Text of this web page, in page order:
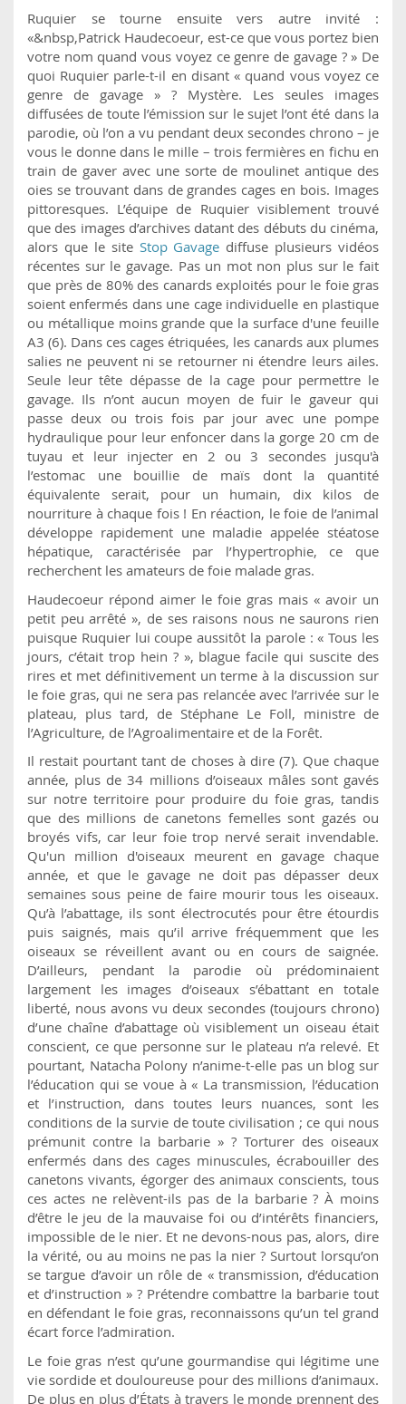
Ruquier se tourne ensuite vers autre invité :
«&nbsp,Patrick Haudecoeur, est-ce que vous portez bien
votre nom quand vous voyez ce genre de gavage ? » De
quoi Ruquier parle-t-il en disant « quand vous voyez ce
genre de gavage » ? Mystère. Les seules images
diffusées de toute l’émission sur le sujet l’ont été dans la
parodie, où l’on a vu pendant deux secondes chrono – je
vous le donne dans le mille – trois fermières en fichu en
train de gaver avec une sorte de moulinet antique des
oies se trouvant dans de grandes cages en bois. Images
pittoresques. L’équipe de Ruquier visiblement trouvé
que des images d’archives datant des débuts du cinéma,
alors que le site Stop Gavage diffuse plusieurs vidéos
récentes sur le gavage. Pas un mot non plus sur le fait
que près de 80% des canards exploités pour le foie gras
soient enfermés dans une cage individuelle en plastique
ou métallique moins grande que la surface d'une feuille
A3 (6). Dans ces cages étriquées, les canards aux plumes
salies ne peuvent ni se retourner ni étendre leurs ailes.
Seule leur tête dépasse de la cage pour permettre le
gavage. Ils n’ont aucun moyen de fuir le gaveur qui
passe deux ou trois fois par jour avec une pompe
hydraulique pour leur enfoncer dans la gorge 20 cm de
tuyau et leur injecter en 2 ou 3 secondes jusqu'à
l’estomac une bouillie de maïs dont la quantité
équivalente serait, pour un humain, dix kilos de
nourriture à chaque fois ! En réaction, le foie de l’animal
développe rapidement une maladie appelée stéatose
hépatique, caractérisée par l’hypertrophie, ce que
recherchent les amateurs de foie malade gras.
Haudecoeur répond aimer le foie gras mais « avoir un
petit peu arrêté », de ses raisons nous ne saurons rien
puisque Ruquier lui coupe aussitôt la parole : « Tous les
jours, c’était trop hein ? », blague facile qui suscite des
rires et met définitivement un terme à la discussion sur
le foie gras, qui ne sera pas relancée avec l’arrivée sur le
plateau, plus tard, de Stéphane Le Foll, ministre de
l’Agriculture, de l’Agroalimentaire et de la Forêt.
Il restait pourtant tant de choses à dire (7). Que chaque
année, plus de 34 millions d’oiseaux mâles sont gavés
sur notre territoire pour produire du foie gras, tandis
que des millions de canetons femelles sont gazés ou
broyés vifs, car leur foie trop nervé serait invendable.
Qu'un million d'oiseaux meurent en gavage chaque
année, et que le gavage ne doit pas dépasser deux
semaines sous peine de faire mourir tous les oiseaux.
Qu’à l’abattage, ils sont électrocutés pour être étourdis
puis saignés, mais qu’il arrive fréquemment que les
oiseaux se réveillent avant ou en cours de saignée.
D’ailleurs, pendant la parodie où prédominaient
largement les images d’oiseaux s’ébattant en totale
liberté, nous avons vu deux secondes (toujours chrono)
d’une chaîne d’abattage où visiblement un oiseau était
conscient, ce que personne sur le plateau n’a relevé. Et
pourtant, Natacha Polony n’anime-t-elle pas un blog sur
l’éducation qui se voue à « La transmission, l’éducation
et l’instruction, dans toutes leurs nuances, sont les
conditions de la survie de toute civilisation ; ce qui nous
prémunit contre la barbarie » ? Torturer des oiseaux
enfermés dans des cages minuscules, écrabouiller des
canetons vivants, égorger des animaux conscients, tous
ces actes ne relèvent-ils pas de la barbarie ? À moins
d’être le jeu de la mauvaise foi ou d’intérêts financiers,
impossible de le nier. Et ne devons-nous pas, alors, dire
la vérité, ou au moins ne pas la nier ? Surtout lorsqu’on
se targue d’avoir un rôle de « transmission, d’éducation
et d’instruction » ? Prétendre combattre la barbarie tout
en défendant le foie gras, reconnaissons qu’un tel grand
écart force l’admiration.
Le foie gras n’est qu’une gourmandise qui légitime une
vie sordide et douloureuse pour des millions d’animaux.
De plus en plus d’États à travers le monde prennent des